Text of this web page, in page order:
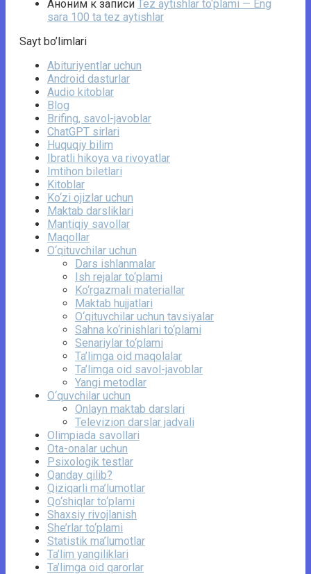
Аноним к записи Tez aytishlar to‘plami — Eng
sara 100 ta tez aytishlar
Sayt bo’limlari
Abituriyentlar uchun
Android dasturlar
Audio kitoblar
Blog
Brifing, savol-javoblar
ChatGPT sirlari
Huquqiy bilim
Ibratli hikoya va rivoyatlar
Imtihon biletlari
Kitoblar
Ko‘zi ojizlar uchun
Maktab darsliklari
Mantiqiy savollar
Maqollar
O‘qituvchilar uchun
Dars ishlanmalar
Ish rejalar to‘plami
Ko‘rgazmali materiallar
Maktab hujjatlari
O‘qituvchilar uchun tavsiyalar
Sahna ko‘rinishlari to‘plami
Senariylar to‘plami
Ta’limga oid maqolalar
Ta’limga oid savol-javoblar
Yangi metodlar
O‘quvchilar uchun
Onlayn maktab darslari
Televizion darslar jadvali
Olimpiada savollari
Ota-onalar uchun
Psixologik testlar
Qanday qilib?
Qiziqarli ma’lumotlar
Qo‘shiqlar to‘plami
Shaxsiy rivojlanish
She’rlar to‘plami
Statistik ma’lumotlar
Ta’lim yangiliklari
Ta’limga oid qarorlar